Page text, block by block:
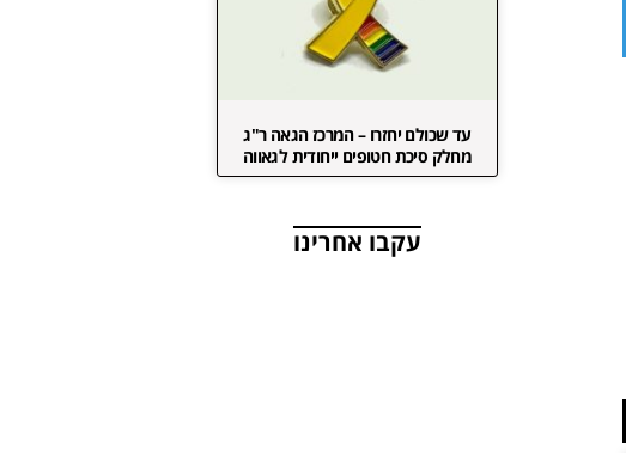
עד שכולם יחזרו – המרכז הגאה ר"ג
מחלק סיכת חטופים ייחודית לגאווה
עקבו אחרינו